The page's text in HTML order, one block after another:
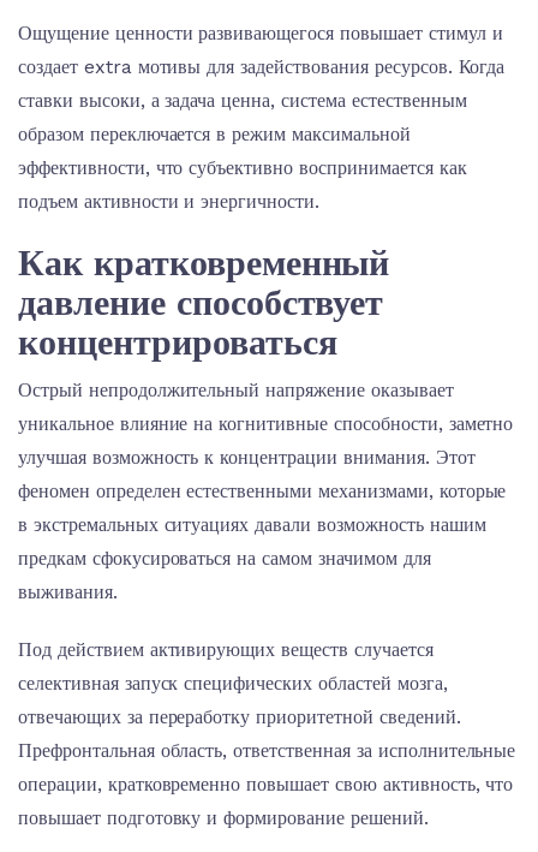
Ощущение ценности развивающегося повышает стимул и
создает extra мотивы для задействования ресурсов. Когда
ставки высоки, а задача ценна, система естественным
образом переключается в режим максимальной
эффективности, что субъективно воспринимается как
подъем активности и энергичности.
Как кратковременный
давление способствует
концентрироваться
Острый непродолжительный напряжение оказывает
уникальное влияние на когнитивные способности, заметно
улучшая возможность к концентрации внимания. Этот
феномен определен естественными механизмами, которые
в экстремальных ситуациях давали возможность нашим
предкам сфокусироваться на самом значимом для
выживания.
Под действием активирующих веществ случается
селективная запуск специфических областей мозга,
отвечающих за переработку приоритетной сведений.
Префронтальная область, ответственная за исполнительные
операции, кратковременно повышает свою активность, что
повышает подготовку и формирование решений.